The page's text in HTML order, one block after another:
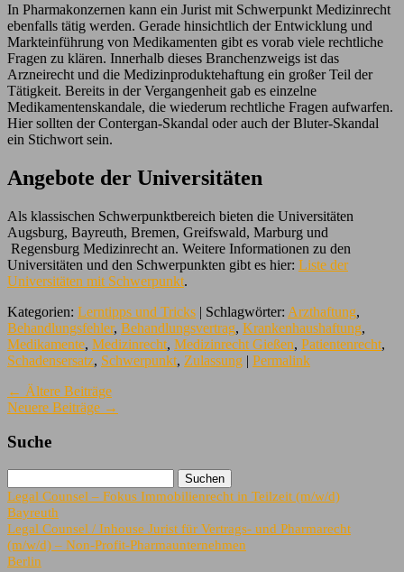
In Pharmakonzernen kann ein Jurist mit Schwerpunkt Medizinrecht
ebenfalls tätig werden. Gerade hinsichtlich der Entwicklung und
Markteinführung von Medikamenten gibt es vorab viele rechtliche
Fragen zu klären. Innerhalb dieses Branchenzweigs ist das
Arzneirecht und die Medizinproduktehaftung ein großer Teil der
Tätigkeit. Bereits in der Vergangenheit gab es einzelne
Medikamentenskandale, die wiederum rechtliche Fragen aufwarfen.
Hier sollten der Contergan-Skandal oder auch der Bluter-Skandal
ein Stichwort sein.
Angebote der Universitäten
Als klassischen Schwerpunktbereich bieten die Universitäten
Augsburg, Bayreuth, Bremen, Greifswald, Marburg und
Regensburg Medizinrecht an. Weitere Informationen zu den
Universitäten und den Schwerpunkten gibt es hier: Liste der
Universitäten mit Schwerpunkt.
Kategorien: Lerntipps und Tricks | Schlagwörter: Arzthaftung,
Behandlungsfehler, Behandlungsvertrag, Krankenhaushaftung,
Medikamente, Medizinrecht, Medizinrecht Gießen, Patientenrecht,
Schadensersatz, Schwerpunkt, Zulassung | Permalink
← Ältere Beiträge
Neuere Beiträge →
Suche
Legal Counsel – Fokus Immobilienrecht in Teilzeit (m/w/d)
Bayreuth
Legal Counsel / Inhouse Jurist für Vertrags- und Pharmarecht
(m/w/d) – Non-Profit-Pharmaunternehmen
Berlin